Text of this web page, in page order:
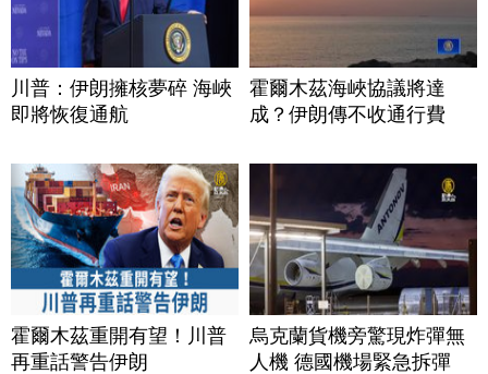
川普：伊朗擁核夢碎 海峽
即將恢復通航
霍爾木茲海峽協議將達
成？伊朗傳不收通行費
霍爾木茲重開有望！川普
再重話警告伊朗
烏克蘭貨機旁驚現炸彈無
人機 德國機場緊急拆彈